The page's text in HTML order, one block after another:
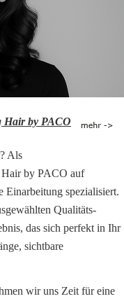
Hair by PACO
Als
Hair by PACO auf
Einarbeitung spezialisiert.
Qualitäts-
das sich perfekt in Ihr
sichtbare
wir uns Zeit für eine